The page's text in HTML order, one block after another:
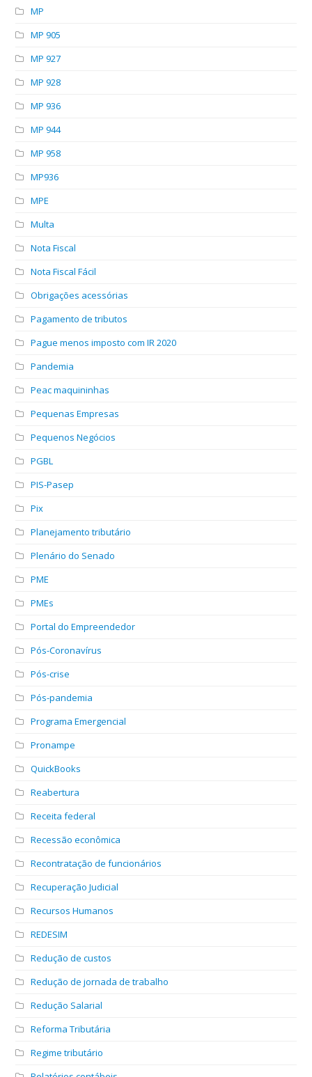
MP
MP 905
MP 927
MP 928
MP 936
MP 944
MP 958
MP936
MPE
Multa
Nota Fiscal
Nota Fiscal Fácil
Obrigações acessórias
Pagamento de tributos
Pague menos imposto com IR 2020
Pandemia
Peac maquininhas
Pequenas Empresas
Pequenos Negócios
PGBL
PIS-Pasep
Pix
Planejamento tributário
Plenário do Senado
PME
PMEs
Portal do Empreendedor
Pós-Coronavírus
Pós-crise
Pós-pandemia
Programa Emergencial
Pronampe
QuickBooks
Reabertura
Receita federal
Recessão econômica
Recontratação de funcionários
Recuperação Judicial
Recursos Humanos
REDESIM
Redução de custos
Redução de jornada de trabalho
Redução Salarial
Reforma Tributária
Regime tributário